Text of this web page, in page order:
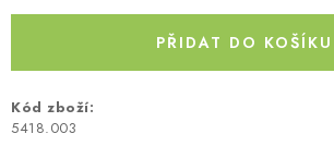
PŘIDAT DO KOŠÍKU
Kód zboží:
5418.003